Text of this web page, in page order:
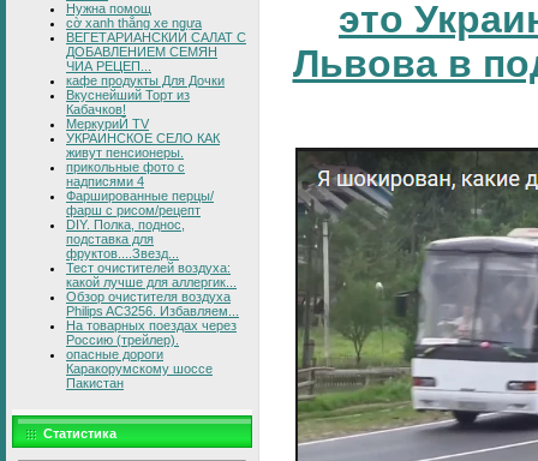
Нужна помощ
cờ xanh thắng xe ngựa
ВЕГЕТАРИАНСКИЙ САЛАТ С
ДОБАВЛЕНИЕМ СЕМЯН
ЧИА РЕЦЕП...
кафе продукты Для Дочки
Вкуснейший Торт из
Кабачков!
МеркуриЙ TV
УКРАИНСКОЕ СЕЛО КАК
живут пенсионеры.
прикольные фото с
надписями 4
Фаршированные перцы/
фарш с рисом/рецепт
DIY. Полка, поднос,
подставка для
фруктов....Звезд...
Тест очистителей воздуха:
какой лучше для аллергик...
Обзор очистителя воздуха
Philips AC3256. Избавляем...
На товарных поездах через
Россию (трейлер).
опасные дороги
Каракорумскому шоссе
Пакистан
Статистика
это
Львова в